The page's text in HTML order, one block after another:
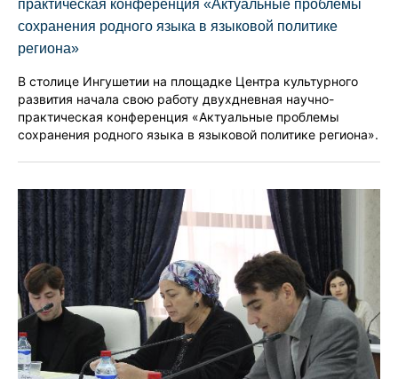
практическая конференция «Актуальные проблемы
сохранения родного языка в языковой политике
региона»
В столице Ингушетии на площадке Центра культурного
развития начала свою работу двухдневная научно-
практическая конференция «Актуальные проблемы
сохранения родного языка в языковой политике региона».